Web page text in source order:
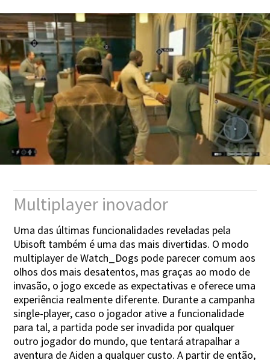
Multiplayer inovador
Uma das últimas funcionalidades reveladas pela
Ubisoft também é uma das mais divertidas. O modo
multiplayer de Watch_Dogs pode parecer comum aos
olhos dos mais desatentos, mas graças ao modo de
invasão, o jogo excede as expectativas e oferece uma
experiência realmente diferente. Durante a campanha
single-player, caso o jogador ative a funcionalidade
para tal, a partida pode ser invadida por qualquer
outro jogador do mundo, que tentará atrapalhar a
aventura de Aiden a qualquer custo. A partir de então,